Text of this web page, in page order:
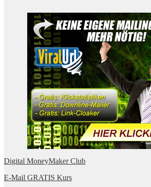
Digital MoneyMaker Club
E-Mail GRATIS Kurs